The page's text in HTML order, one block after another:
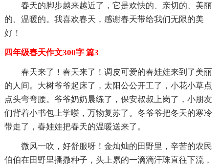
春天的脚步越来越近了，它是欢快的、亲切的、美丽
的、温暖的。我喜欢春天，感谢春天带给我们无限的美
好！
四年级春天作文300字 篇3
春天来了！春天来了！调皮可爱的春娃娃来到了美丽
的人间。大树爷爷起床了，太阳公公开工了，小花小草点
点头弯弯腰。爷爷奶奶晨练了，保安叔叔上岗了，小朋友
们背着小书包上学喽，万物复苏了。冬爷爷把冬天的寒冷
带走了，春娃娃把春天的温暖送来了。
微风一吹，好舒服呀！金灿灿的田野里，辛苦的农民
伯伯在田野里播撒种子，头上累的一滴滴汗珠直往下流，